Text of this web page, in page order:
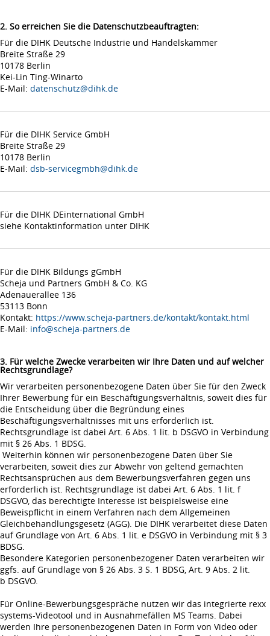
2. So erreichen Sie die Datenschutzbeauftragten:
Für die DIHK Deutsche Industrie und Handelskammer
Breite Straße 29
10178 Berlin
Kei-Lin Ting-Winarto
E-Mail: datenschutz@dihk.de
Für die DIHK Service GmbH
Breite Straße 29
10178 Berlin
E-Mail: dsb-servicegmbh@dihk.de
Für die DIHK DEinternational GmbH
siehe Kontaktinformation unter DIHK
Für die DIHK Bildungs gGmbH
Scheja und Partners GmbH & Co. KG
Adenauerallee 136
53113 Bonn
Kontakt: https://www.scheja-partners.de/kontakt/kontakt.html
E-Mail: info@scheja-partners.de
3. Für welche Zwecke verarbeiten wir Ihre Daten und auf welcher
Rechtsgrundlage?
Wir verarbeiten personenbezogene Daten über Sie für den Zweck
Ihrer Bewerbung für ein Beschäftigungsverhältnis, soweit dies für
die Entscheidung über die Begründung eines
Beschäftigungsverhältnisses mit uns erforderlich ist.
Rechtsgrundlage ist dabei Art. 6 Abs. 1 lit. b DSGVO in Verbindung
mit § 26 Abs. 1 BDSG.
Weiterhin können wir personenbezogene Daten über Sie
verarbeiten, soweit dies zur Abwehr von geltend gemachten
Rechtsansprüchen aus dem Bewerbungsverfahren gegen uns
erforderlich ist. Rechtsgrundlage ist dabei Art. 6 Abs. 1 lit. f
DSGVO, das berechtigte Interesse ist beispielsweise eine
Beweispflicht in einem Verfahren nach dem Allgemeinen
Gleichbehandlungsgesetz (AGG). Die DIHK verarbeitet diese Daten
auf Grundlage von Art. 6 Abs. 1 lit. e DSGVO in Verbindung mit § 3
BDSG.
Besondere Kategorien personenbezogener Daten verarbeiten wir
ggfs. auf Grundlage von § 26 Abs. 3 S. 1 BDSG, Art. 9 Abs. 2 lit.
b DSGVO.
Für Online-Bewerbungsgespräche nutzen wir das integrierte rexx
systems-Videotool und in Ausnahmefällen MS Teams. Dabei
werden Ihre personenbezogenen Daten in Form von Video oder